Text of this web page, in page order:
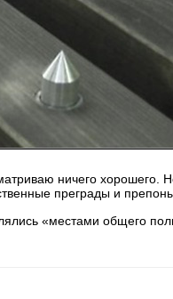
ничего хорошего.
преграды и
«местами общего